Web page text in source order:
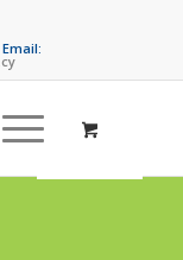
Email: